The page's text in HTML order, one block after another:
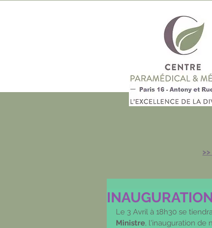
>>
Le 3 Avril à 18h30 se
Ministre, l'inauguration de